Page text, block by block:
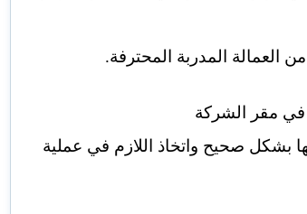
العمالة المدربة المحترفة.
في مقر الشركة
بشكل صحيح واتخاذ اللازم في عملية